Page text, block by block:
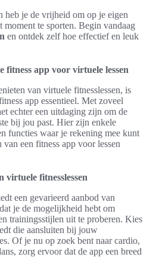
heb je de vrijheid om op je eigen
moment te sporten. Begin vandaag
en ontdek zelf hoe effectief en leuk
fitness app voor virtuele lessen
van virtuele fitnesslessen, is
app essentieel. Met zoveel
echter een uitdaging zijn om de
bij jou past. Hier zijn enkele
functies waar je rekening mee kunt
een fitness app voor lessen
virtuele fitnesslessen
een gevarieerd aanbod van
je de mogelijkheid hebt om
trainingsstijlen uit te proberen. Kies
die aansluiten bij jouw
Of je nu op zoek bent naar cardio,
zorg ervoor dat de app een breed